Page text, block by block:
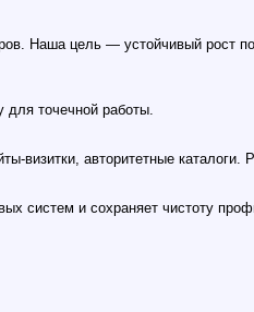
Наша цель — устойчивый рост
точечной работы.
визитки, авторитетные
систем и сохраняет чистоту